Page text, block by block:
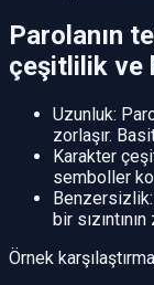
Parolanın
çeşitlilik ve
Uzunluk:
zorlaşır.
Karakter
semboller
bir
Örnek